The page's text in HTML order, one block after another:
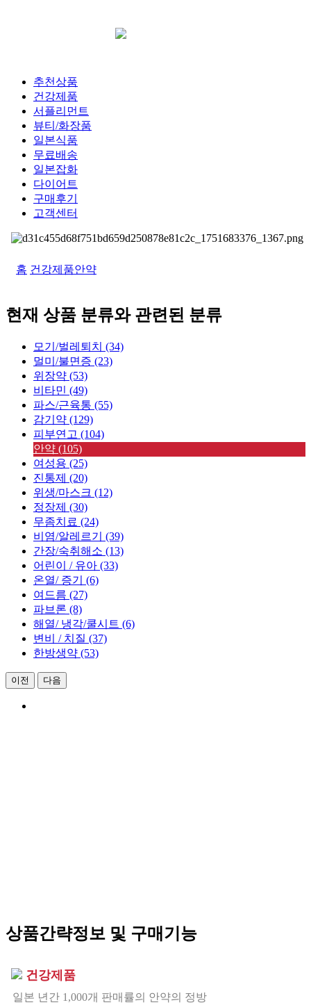
추천상품
건강제품
서플리먼트
뷰티/화장품
일본식품
무료배송
일본잡화
다이어트
구매후기
고객센터
홈 건강제품안약
현재 상품 분류와 관련된 분류
모기/벌레퇴치 (34)
멀미/불면증 (23)
위장약 (53)
비타민 (49)
파스/근육통 (55)
감기약 (129)
피부연고 (104)
안약 (105)
여성용 (25)
진통제 (20)
위생/마스크 (12)
정장제 (30)
무좀치료 (24)
비염/알레르기 (39)
간장/숙취해소 (13)
어린이 / 유아 (33)
온열/ 증기 (6)
여드름 (27)
파브론 (8)
해열/ 냉각/쿨시트 (6)
변비 / 치질 (37)
한방생약 (53)
이전 다음
상품간략정보 및 구매기능
건강제품
일본 년간 1,000개 판매률의 안약의 정방